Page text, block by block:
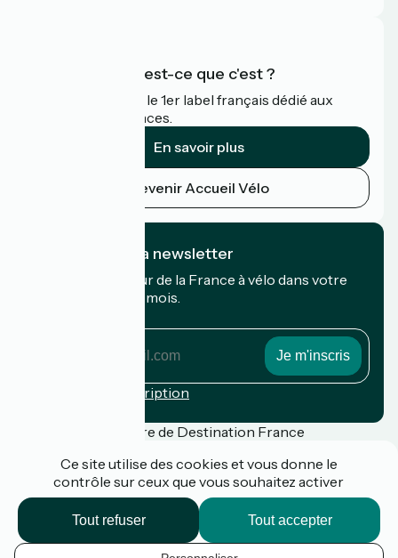
Accueil Vélo qu'est-ce que c'est ?
Accueil Vélo c'est le 1er label français dédié aux
cyclistes en vacances.
En savoir plus
Devenir Accueil Vélo
Je m'abonne à la newsletter
Recevez le meilleur de la France à vélo dans votre
boîte mail chaque mois.
Conditions d'inscription
Financé dans le cadre de Destination France
Presse
FAQ
Plan du site
Ce site utilise des cookies et vous donne le
contrôle sur ceux que vous souhaitez activer
Tout accepter
Tout refuser